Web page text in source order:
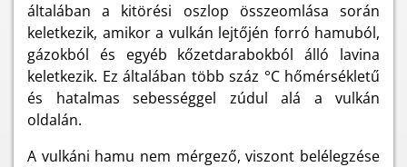
általában a kitörési oszlop összeomlása során
keletkezik, amikor a vulkán lejtőjén forró hamuból,
gázokból és egyéb kőzetdarabokból álló lavina
keletkezik. Ez általában több száz °C hőmérsékletű
és hatalmas sebességgel zúdul alá a vulkán
oldalán.
A vulkáni hamu nem mérgező, viszont belélegzése